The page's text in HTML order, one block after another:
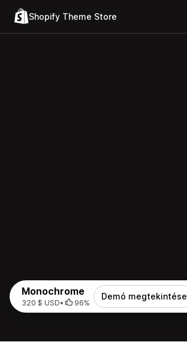
Shopify Theme Store
Monochrome
320 $ USD• 96%
Demó megtekintése